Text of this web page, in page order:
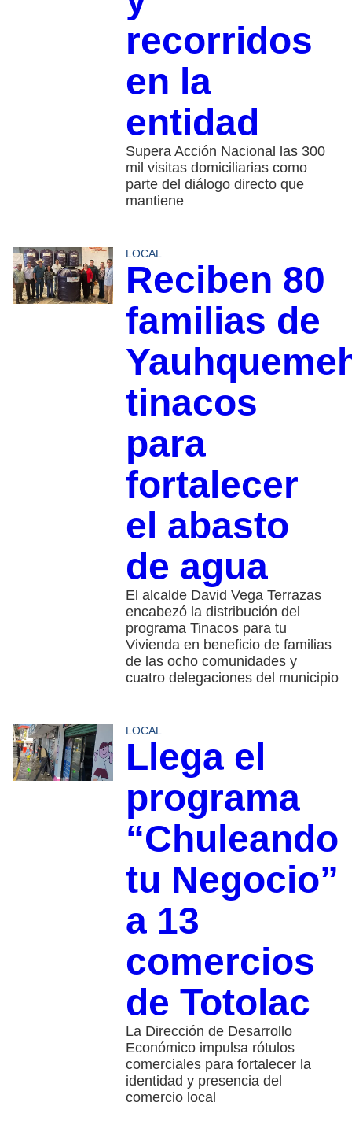
recorridos
en la
entidad
Supera Acción Nacional las 300
mil visitas domiciliarias como
parte del diálogo directo que
mantiene
LOCAL
Reciben 80
familias de
tinacos
para
fortalecer
el abasto
de agua
El alcalde David Vega Terrazas
encabezó la distribución del
programa Tinacos para tu
Vivienda en beneficio de familias
de las ocho comunidades y
cuatro delegaciones del municipio
LOCAL
Llega el
programa
“Chuleando
tu Negocio”
a 13
comercios
de Totolac
La Dirección de Desarrollo
Económico impulsa rótulos
comerciales para fortalecer la
identidad y presencia del
comercio local